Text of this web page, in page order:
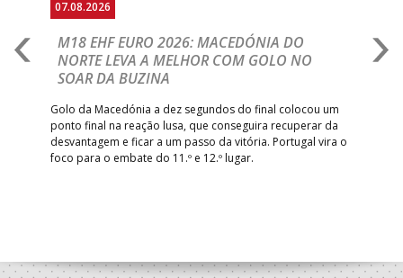
07.08.2026
M18 EHF EURO 2026: MACEDÓNIA DO
NORTE LEVA A MELHOR COM GOLO NO
SOAR DA BUZINA
Golo da Macedónia a dez segundos do final colocou um
ponto final na reação lusa, que conseguira recuperar da
desvantagem e ficar a um passo da vitória. Portugal vira o
foco para o embate do 11.º e 12.º lugar.